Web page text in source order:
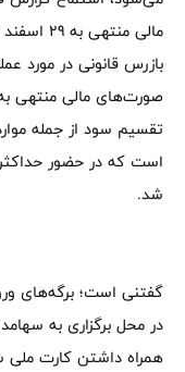
بازرس قانونی در مورد
صورت‌های مالی منتهی
تقسیم سود از جمله
است که در حضور
شد.
در محل برگزاری به
همراه داشتن کارت ملی